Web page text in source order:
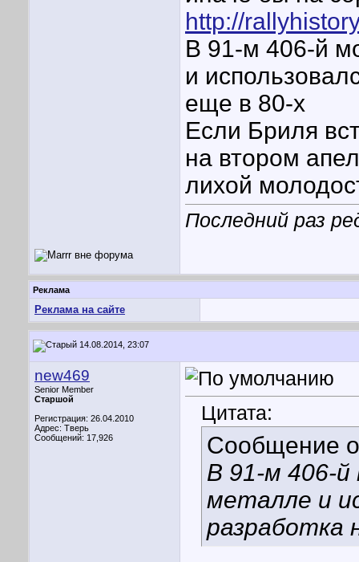
http://
В 91-м 406-й
и
еще в 80-х
Если Бриля
на втором
лихой
Последний раз
Реклама
Реклама на сайте
14.08.2014, 23:07
new469
Senior Member
Старшой
Регистрация: 26.04.2010
Адрес: Тверь
Сообщений: 17,926
Цитата:
Сообщение
В 91-м 406-
металле и
разработка